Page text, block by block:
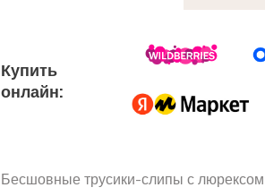
Купить
онлайн:
Бесшовные трусики-слипы с